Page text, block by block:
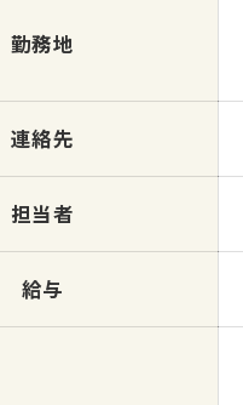
勤務地
連絡先
担当者
給与